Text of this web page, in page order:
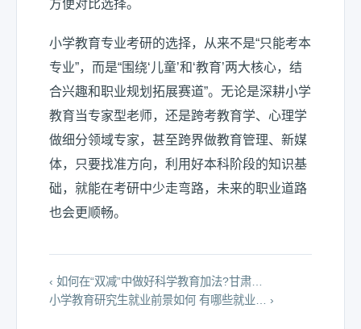
方便对比选择。
小学教育专业考研的选择，从来不是“只能考本
专业”，而是“围绕‘儿童’和‘教育’两大核心，结
合兴趣和职业规划拓展赛道”。无论是深耕小学
教育当专家型老师，还是跨考教育学、心理学
做细分领域专家，甚至跨界做教育管理、新媒
体，只要找准方向，利用好本科阶段的知识基
础，就能在考研中少走弯路，未来的职业道路
也会更顺畅。
‹ 如何在“双减”中做好科学教育加法?甘肃…
小学教育研究生就业前景如何 有哪些就业… ›